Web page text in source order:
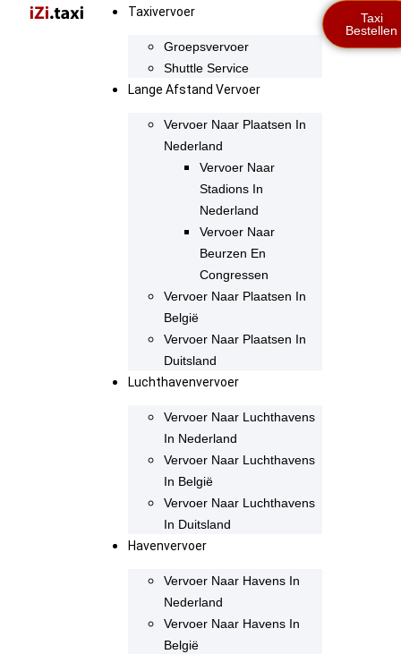
Taxivervoer
Groepsvervoer
Shuttle Service
Lange Afstand Vervoer
Vervoer Naar Plaatsen In
Nederland
Vervoer Naar
Stadions In
Nederland
Vervoer Naar
Beurzen En
Congressen
Vervoer Naar Plaatsen In
België
Vervoer Naar Plaatsen In
Duitsland
Luchthavenvervoer
Vervoer Naar Luchthavens
In Nederland
Vervoer Naar Luchthavens
In België
Vervoer Naar Luchthavens
In Duitsland
Havenvervoer
Vervoer Naar Havens In
Nederland
Vervoer Naar Havens In
België
Taxi
Bestellen